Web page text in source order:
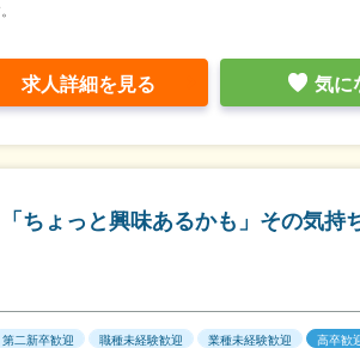
求人詳細を見る 気に
「ちょっと興味あるかも」その気
第二新卒歓迎 職種未経験歓迎 業種未経験歓迎 高卒歓